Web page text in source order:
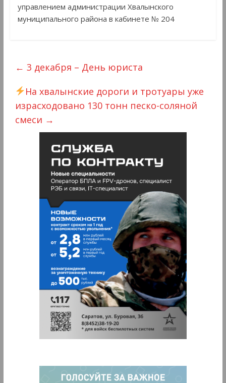
управлением администрации Хвалынского
муниципального района в кабинете № 204
← 3 декабря – День юриста
На хвалынские дороги и тротуары уже
израсходовано 130 тонн песко-соляной
смеси →